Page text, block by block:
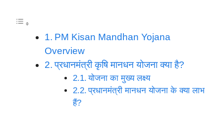
PM Kisan Mandhan Yojana
Overview
प्रधानमंत्री कृषि मानधन योजना क्या है?
योजना का मुख्य लक्ष्य
प्रधानमंत्री मानधन योजना के क्या लाभ
हैं?